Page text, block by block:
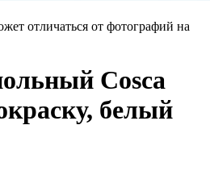
отличаться от фотографий на
Cosca
белый